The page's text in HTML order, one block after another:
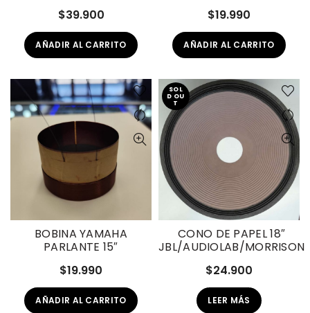
$39.900
AÑADIR AL CARRITO
$19.990
AÑADIR AL CARRITO
BOBINA YAMAHA
PARLANTE 15″
$19.990
AÑADIR AL CARRITO
SOL
D OU
T
CONO DE PAPEL 18″
JBL/AUDIOLAB/MORRISON
$24.900
LEER MÁS